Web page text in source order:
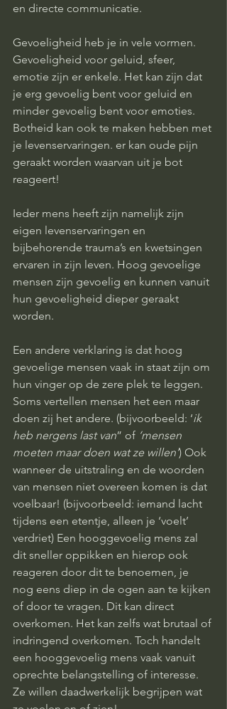
en directe communicatie.
Gevoeligheid heb je in vele vormen.
Gevoeligheid voor geluid, sfeer,
emotie zijn er enkele. Het kan zijn dat
je erg gevoelig bent voor geluid en
minder gevoelig bent voor emoties.
Botheid kan ook te maken hebben met
je levenservaringen. er kan oude pijn
geraakt worden waarvan uit je bot
reageert!
Ieder mens heeft zijn namelijk zijn
eigen levenservaringen en
bijbehorende trauma’s en kwetsingen
ervaren in zijn leven. Hoog gevoelige
mensen zijn gevoelig en kunnen vanuit
hun gevoeligheid dieper geraakt
worden.
Een andere verklaring is dat hoog
gevoelige mensen vaak in staat zijn om
hun vinger op de zere plek te leggen.
Soms vertellen mensen het een maar
doen zij het andere. (bijvoorbeeld: ‘ik
heb nergens last van” of ‘mensen
moeten maar doen wat ze willen’) Ook
wanneer de uitstraling en de woorden
van mensen niet overeen komen is dat
voelbaar! (bijvoorbeeld: iemand lacht
tijdens een etentje, alleen je ‘voelt’
verdriet) Een hooggevoelig mens zal
dit sneller oppikken en hierop ook
reageren door dit te benoemen, je
nog eens diep in de ogen aan te kijken
of door te vragen. Dit kan direct
overkomen. Het kan zelfs wat brutaal of
indringend overkomen. Toch handelt
een hooggevoelig mens vaak vanuit
oprechte belangstelling of interesse.
Ze willen daadwerkelijk begrijpen wat